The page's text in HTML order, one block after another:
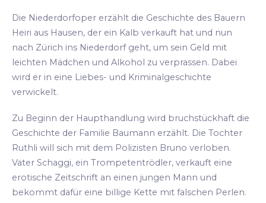
Die Niederdorfoper erzählt die Geschichte des Bauern
Heiri aus Hausen, der ein Kalb verkauft hat und nun
nach Zürich ins Niederdorf geht, um sein Geld mit
leichten Mädchen und Alkohol zu verprassen. Dabei
wird er in eine Liebes- und Kriminalgeschichte
verwickelt.
Zu Beginn der Haupthandlung wird bruchstückhaft die
Geschichte der Familie Baumann erzählt. Die Tochter
Ruthli will sich mit dem Polizisten Bruno verloben.
Vater Schaggi, ein Trompetentrödler, verkauft eine
erotische Zeitschrift an einen jungen Mann und
bekommt dafür eine billige Kette mit falschen Perlen.